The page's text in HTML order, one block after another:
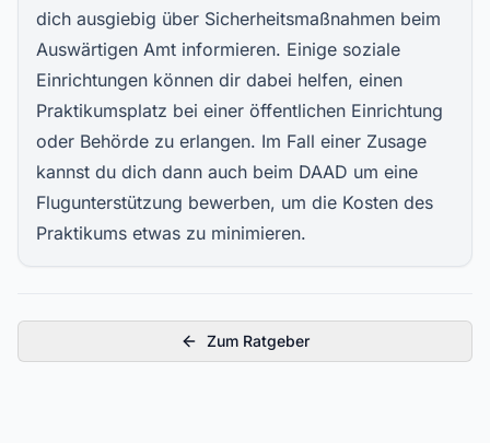
dich ausgiebig über Sicherheitsmaßnahmen beim
Auswärtigen Amt informieren. Einige soziale
Einrichtungen können dir dabei helfen, einen
Praktikumsplatz bei einer öffentlichen Einrichtung
oder Behörde zu erlangen. Im Fall einer Zusage
kannst du dich dann auch beim DAAD um eine
Flugunterstützung bewerben, um die Kosten des
Praktikums etwas zu minimieren.
Zum Ratgeber